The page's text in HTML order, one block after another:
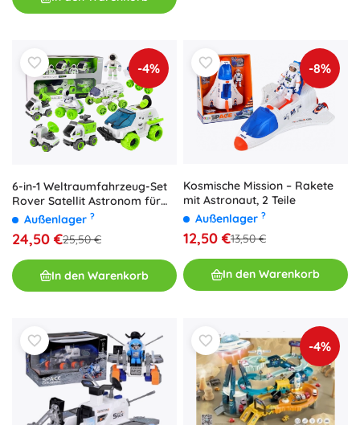
-4%
6-in-1 Weltraumfahrzeug-Set
Rover Satellit Astronom für
Kinder
Außenlager ?
24,50 €25,50 €
In den Warenkorb
-8%
Kosmische Mission – Rakete
mit Astronaut, 2 Teile
Außenlager ?
12,50 €13,50 €
In den Warenkorb
-4%